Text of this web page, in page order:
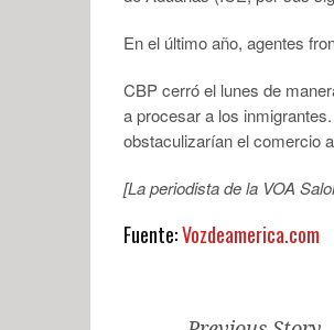
En el último año, agentes
CBP cerró el lunes de
a procesar a los
obstaculizarían el comercio
[La periodista de la VOA
Fuente:Vozdeamerica.com